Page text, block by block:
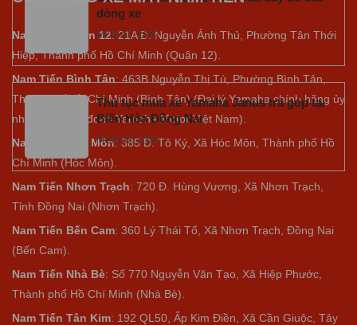
dòng xe
MON 07, 2022
Thủ tục mua xe Yamaha Janus trả góp tại
Biên Hòa Đồng Nai
MON 07, 2022
Nam Tiến Quận 12: 21A Đ. Nguyễn Ảnh Thủ, Phường Tân Thới
Hiệp, Thành phố Hồ Chí Minh (Quận 12).
Nam Tiến Bình Tân: 463B Nguyễn Thị Tú, Phường Bình Tân,
Thành phố Hồ Chí Minh (Bình Tân) (Đại lý Yamaha chính hãng ủy
nhiệm của tập đoàn Yamaha Motor Việt Nam).
Nam Tiến Hóc Môn: 385 Đ. Tô Ký, Xã Hóc Môn, Thành phố Hồ
Chí Minh (Hóc Môn).
Nam Tiến Nhơn Trạch: 720 Đ. Hùng Vương, Xã Nhơn Trạch,
Tỉnh Đồng Nai (Nhơn Trạch).
Nam Tiến Bến Cam: 360 Lý Thái Tổ, Xã Nhơn Trạch, Đồng Nai
(Bến Cam).
Nam Tiến Nhà Bè: Số 770 Nguyễn Văn Tạo, Xã Hiệp Phước,
Thành phố Hồ Chí Minh (Nhà Bè).
Nam Tiến Tân Kim: 192 QL50, Ấp Kim Điền, Xã Cần Giuộc, Tây